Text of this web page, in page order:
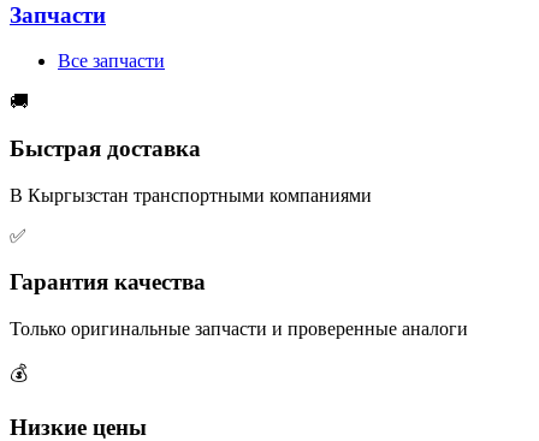
Запчасти
Все запчасти
🚚
Быстрая доставка
В Кыргызстан транспортными компаниями
✅
Гарантия качества
Только оригинальные запчасти и проверенные аналоги
💰
Низкие цены